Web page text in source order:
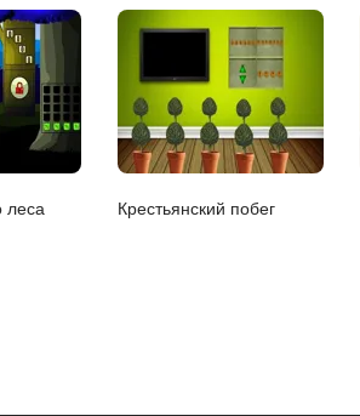
леса Крестьянский побег